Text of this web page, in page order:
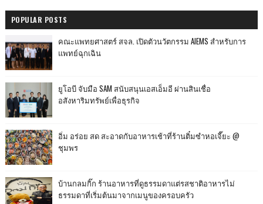
POPULAR POSTS
คณะแพทยศาสตร์ สจล. เปิดตัวนวัตกรรม AIEMS สำหรับการ
แพทย์ฉุกเฉิน
ยูโอบี จับมือ SAM สนับสนุนเอสเอ็มอี ผ่านสินเชื่อ
อสังหาริมทรัพย์เพื่อธุรกิจ
อิ่ม อร่อย สด สะอาดกับอาหารเช้าที่ร้านติ๋มซำหอเจี๊ยะ @
ชุมพร
บ้านกลมกิ๊ก ร้านอาหารที่ดูธรรมดาแต่รสชาติอาหารไม่
ธรรมดาที่เริ่มต้นมาจากเมนูของครอบครัว